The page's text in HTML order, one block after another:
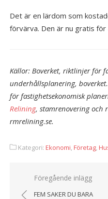
Det är en lärdom som
förvärva. Den är nu gratis för
Källor: Boverket, riktlinjer för
underhållsplanering,
för fastighetsekonomisk
Relining, stamrenovering och
rmrelining.se.
Kategori: Ekonomi,Företag,
Inläggsnavigering
Föregående inlägg
FEM SAKER DU BARA